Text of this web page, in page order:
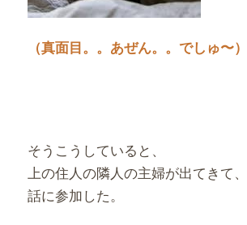
（真面目。。あぜん。。でしゅ〜）
そうこうしていると、
上の住人の隣人の主婦が出てきて、
話に参加した。